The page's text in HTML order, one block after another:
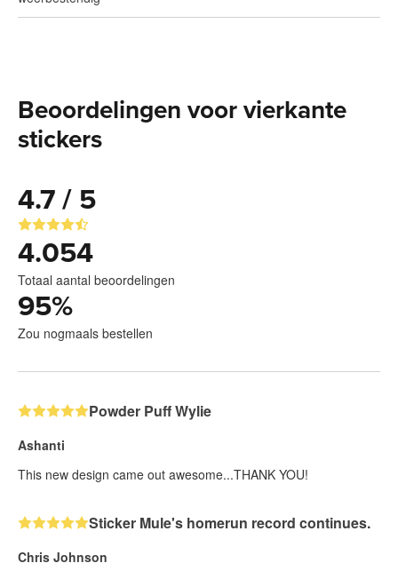
Beoordelingen voor vierkante
stickers
4.7 / 5
4.054
Totaal aantal beoordelingen
95%
Zou nogmaals bestellen
Powder Puff Wylie
Ashanti
This new design came out awesome...THANK YOU!
Sticker Mule's homerun record continues.
Chris Johnson